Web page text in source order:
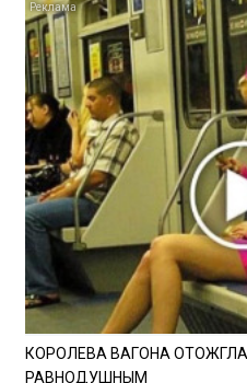
КОРОЛЕВА ВАГОНА
РАВНОДУШНЫМ